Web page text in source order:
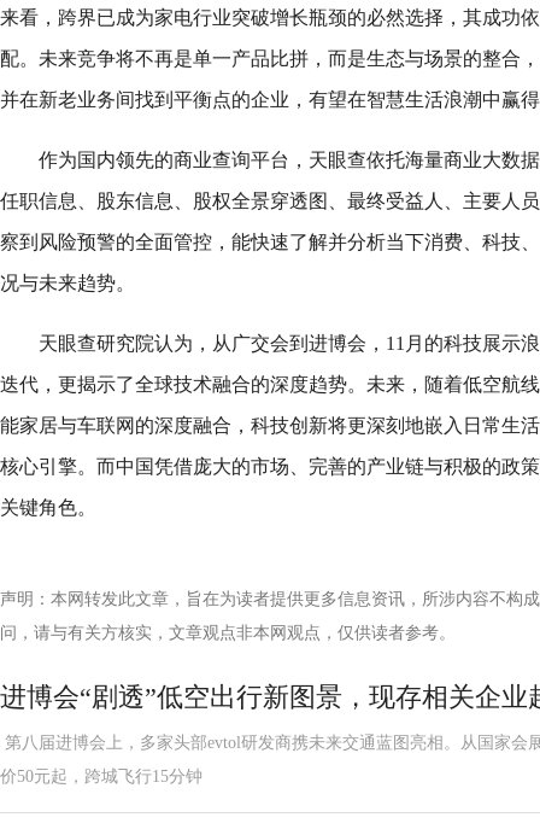
来看，跨界已成为家电行业突破增长瓶颈的必然选择，其成功
配。未来竞争将不再是单一产品比拼，而是生态与场景的整合
并在新老业务间找到平衡点的企业，有望在智慧生活浪潮中赢
作为国内领先的商业查询平台，天眼查依托海量商业大数
任职信息、股东信息、股权全景穿透图、最终受益人、主要人
察到风险预警的全面管控，能快速了解并分析当下消费、科技
况与未来趋势。
天眼查研究院认为，从广交会到进博会，11月的科技展示
迭代，更揭示了全球技术融合的深度趋势。未来，随着低空航
能家居与车联网的深度融合，科技创新将更深刻地嵌入日常生
核心引擎。而中国凭借庞大的市场、完善的产业链与积极的政
关键角色。
声明：本网转发此文章，旨在为读者提供更多信息资讯，所涉内容不构
问，请与有关方核实，文章观点非本网观点，仅供读者参考。
进博会“剧透”低空出行新图景，现存相关企业
第八届进博会上，多家头部evtol研发商携未来交通蓝图亮相。从国家会
价50元起，跨城飞行15分钟